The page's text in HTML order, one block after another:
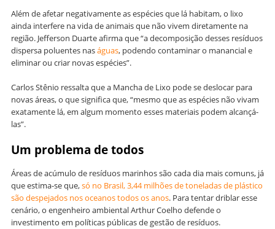
Além de afetar negativamente as espécies que lá habitam, o lixo
ainda interfere na vida de animais que não vivem diretamente na
região. Jefferson Duarte afirma que “a decomposição desses resíduos
dispersa poluentes naságuas, podendo contaminar o manancial e
eliminar ou criar novas espécies”.
Carlos Stênio ressalta que a Mancha de Lixo pode se deslocar para
novas áreas, o que significa que, “mesmo que as espécies não vivam
exatamente lá, em algum momento esses materiais podem alcançá-
las”.
Um problema de todos
Áreas de acúmulo de resíduos marinhos são cada dia mais comuns, já
que estima-se que,só no Brasil, 3,44 milhões de toneladas de plástico
são despejados nos oceanos todos os anos. Para tentar driblar esse
cenário, o engenheiro ambiental Arthur Coelho defende o
investimento em políticas públicas de gestão de resíduos.